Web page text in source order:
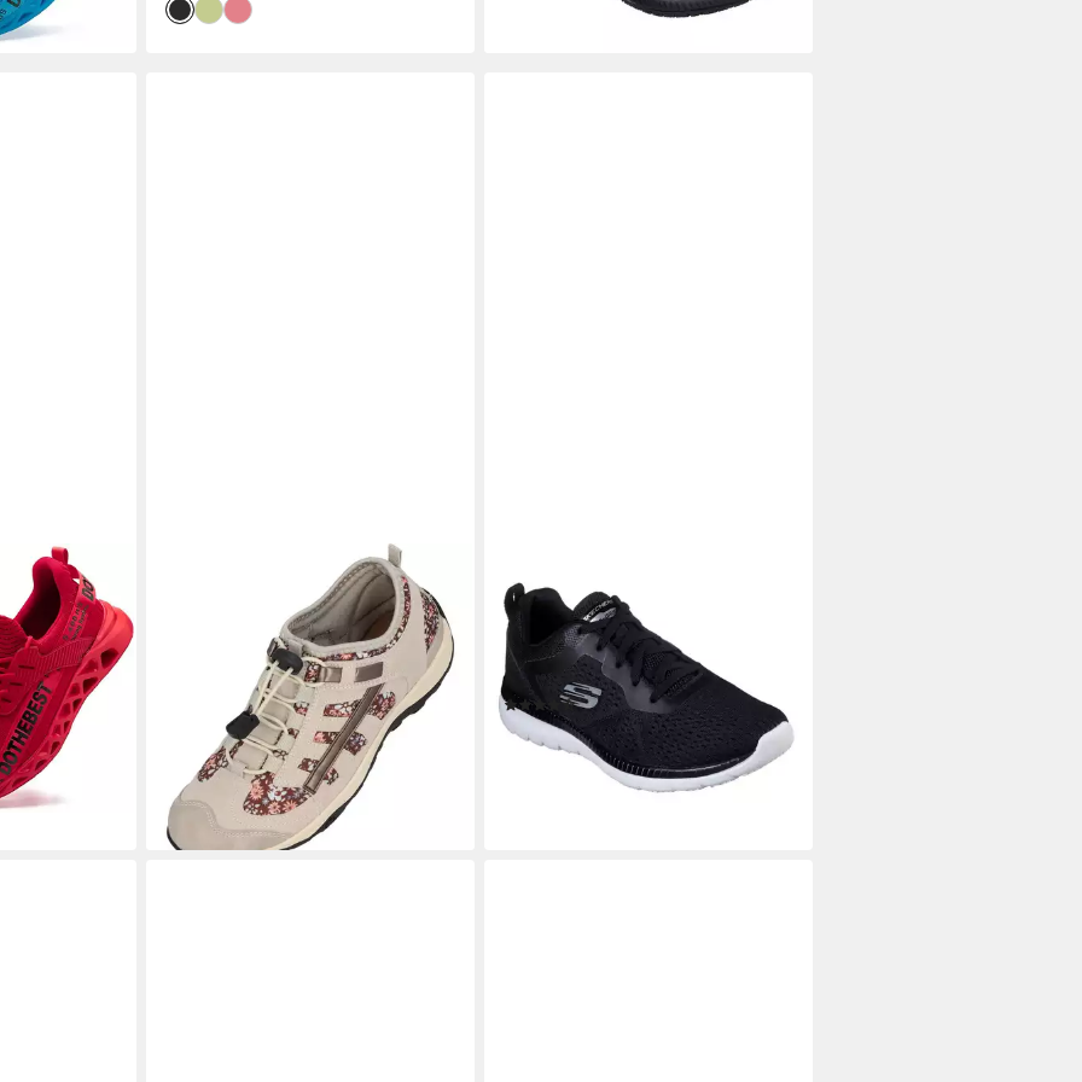
für
&
bei dir
69,99 €
lieferbar - in 2-3 Werktagen bei dir
BOUNTIFUL - QUICK PATH
Berufsschuh Freizeitschuh,
Halbschuh, Schnürschuh mit
gepolsterter Innensohle
(149)
ab 39,81 € UVP54,95 €
lieferbar - in 1-2 Werktagen bei dir